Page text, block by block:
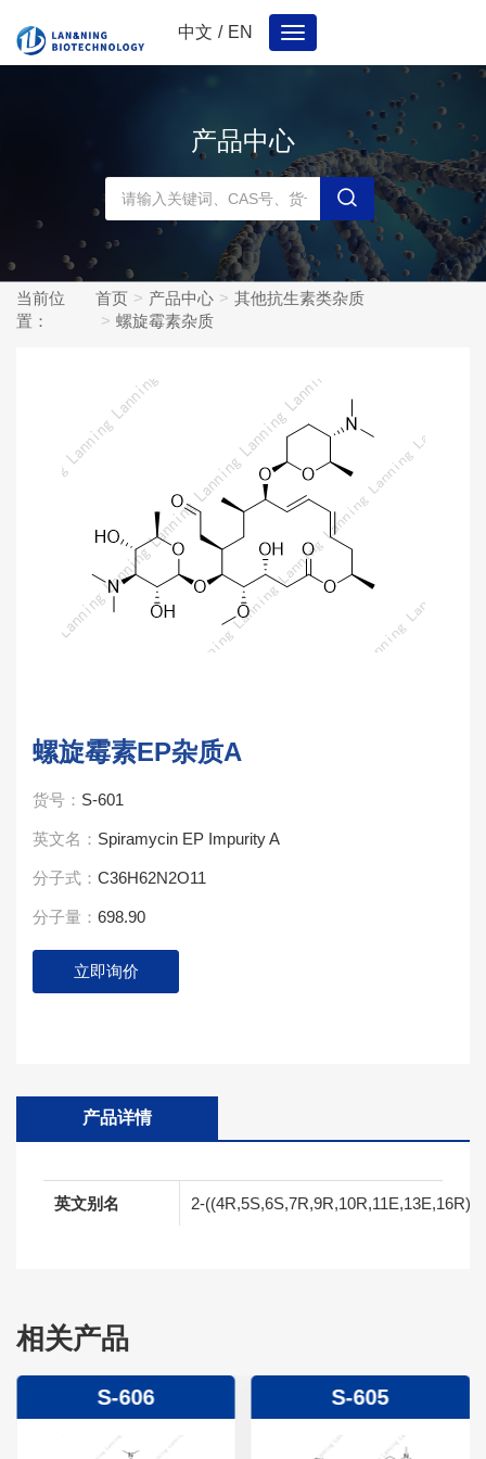
中文 / EN
Toggle
navigation
产品中心
当前位
置：
首页 产品中心
其他抗生素类杂质
螺旋霉素杂质
螺旋霉素EP杂质A
货号： S-601
英文名： Spiramycin EP Impurity A
分子式： C36H62N2O11
分子量： 698.90
立即询价
产品详情
英文别名 2-
相关产品
S-606 S-605